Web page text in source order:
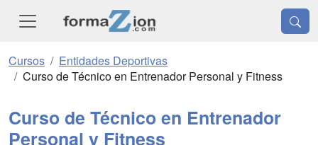
Cursos
Entidades Deportivas
Curso de Técnico en Entrenador Personal y Fitness
Curso de Técnico en Entrenador
Personal y Fitness